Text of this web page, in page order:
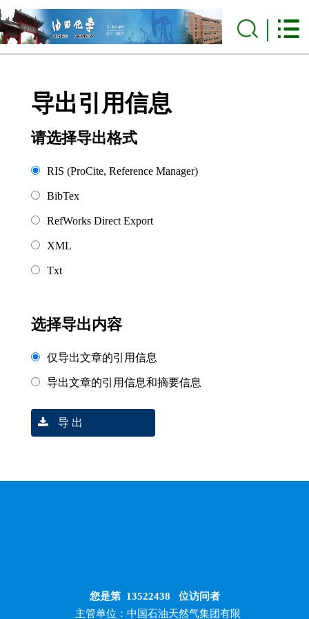
导出引用信息
请选择导出格式
RIS (ProCite, Reference Manager)
BibTex
RefWorks Direct Export
XML
Txt
选择导出内容
仅导出文章的引用信息
导出文章的引用信息和摘要信息
导 出
您是第 13522438 位访问者
主管单位：中国石油天然气集团有限